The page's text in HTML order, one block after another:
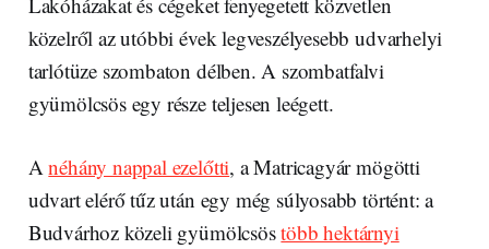
közelről az utóbbi évek legveszélyesebb udvarhelyi
tarlótüze szombaton délben. A szombatfalvi
gyümölcsös egy része teljesen leégett.
Anéhány nappal ezelőtti, a Matricagyár mögötti
udvart elérő tűz után egy még súlyosabb történt: a
Budvárhoz közeli gyümölcsöstöbb hektárnyi